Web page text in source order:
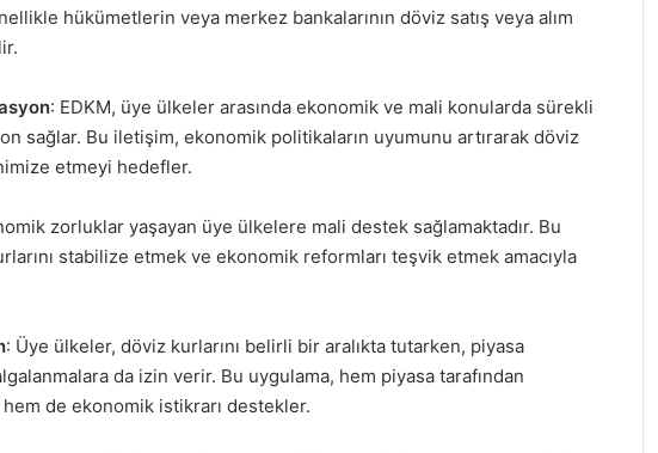
hükümetlerin veya merkez bankalarının döviz satış veya alım
: EDKM, üye ülkeler arasında ekonomik ve mali konularda sürekli
sağlar. Bu iletişim, ekonomik politikaların uyumunu artırarak döviz
etmeyi hedefler.
zorluklar yaşayan üye ülkelere mali destek sağlamaktadır. Bu
stabilize etmek ve ekonomik reformları teşvik etmek amacıyla
: Üye ülkeler, döviz kurlarını belirli bir aralıkta tutarken, piyasa
da izin verir. Bu uygulama, hem piyasa tarafından
de ekonomik istikrarı destekler.